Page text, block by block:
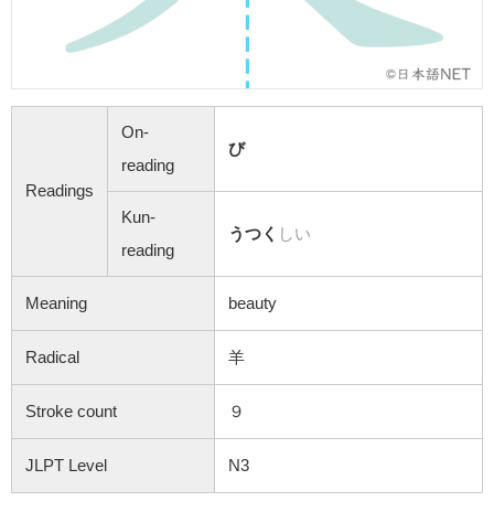
Readings
On-
reading
び
Kun-
reading
うつく しい
Meaning beauty
Radical 羊
Stroke count ９
JLPT Level N3